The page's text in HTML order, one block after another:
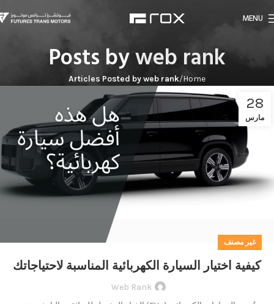
MENU
Posts byweb rank
Home
Articles Posted by web rank
28
مارس
غير مصنف
كيفية اختيار السيارة الكهربائية المناسبة لاحتياجاتك
Web Rank